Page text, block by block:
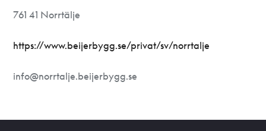
761 41 Norrtälje
https://www.beijerbygg.se/privat/sv/norrtalje
info@norrtalje.beijerbygg.se